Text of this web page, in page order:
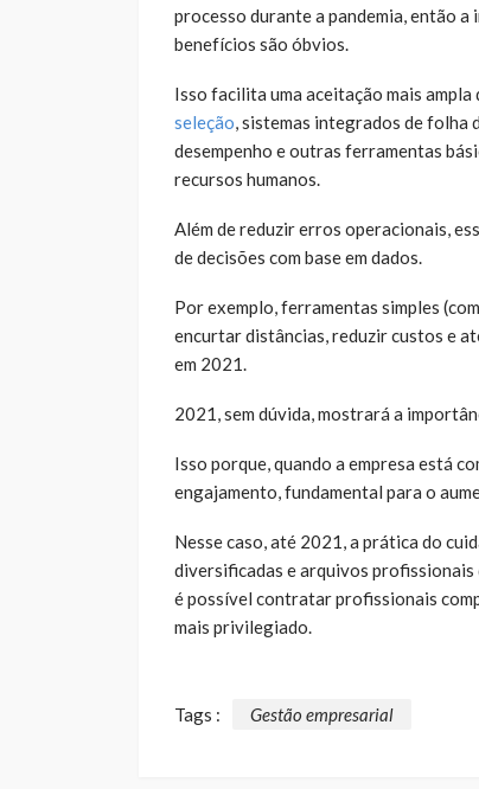
processo durante a pandemia, então a
benefícios são óbvios.
Isso facilita uma aceitação mais
seleção, sistemas integrados de folha
desempenho e outras ferramentas
recursos humanos.
Além de reduzir erros operacionais,
de decisões com base em dados.
Por exemplo, ferramentas simples
encurtar distâncias, reduzir custos e
em 2021.
2021, sem dúvida, mostrará a
Isso porque, quando a empresa está
engajamento, fundamental para o
Nesse caso, até 2021, a prática do
diversificadas e arquivos profissionais
é possível contratar profissionais
mais privilegiado.
Tags : Gestão empresarial